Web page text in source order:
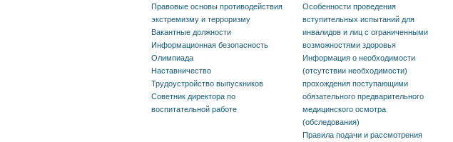
выпускников
Советник директора по
воспитательной работе
предварительного
медицинского осмотра
(обследования)
Правила подачи и
рассмотрения апелляций
по результатам
Правовые основы противодействия
экстремизму и терроризму
Вакантные должности
Информационная безопасность
Олимпиада
Наставничество
Трудоустройство выпускников
Советник директора по
воспитательной работе
Особенности проведения
вступительных испытаний для
инвалидов и лиц с ограниченными
возможностями здоровья
Информация о необходимости
(отсутствии необходимости)
прохождения поступающими
обязательного предварительного
медицинского осмотра
(обследования)
Правила подачи и рассмотрения